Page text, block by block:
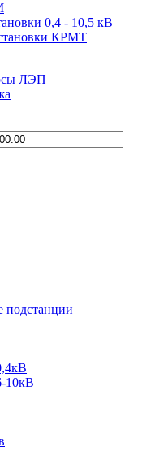
0,4 - 10,5 кВ
КРМТ
ЛЭП
подстанции
10кВ